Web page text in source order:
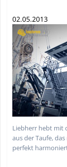
02.05.2013
Liebherr hebt mit
aus der Taufe,
perfekt